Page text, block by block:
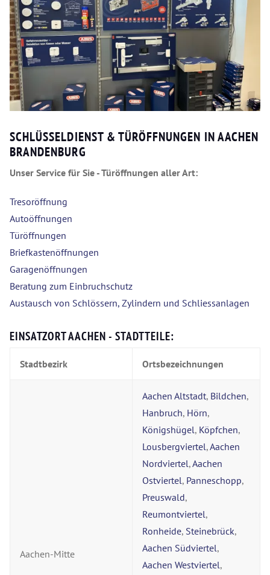
SCHLÜSSELDIENST & TÜRÖFFNUNGEN IN AACHEN
BRANDENBURG
Unser Service für Sie - Türöffnungen aller Art:
Tresoröffnung
Autoöffnungen
Türöffnungen
Briefkastenöffnungen
Garagenöffnungen
Beratung zum Einbruchschutz
Austausch von Schlössern, Zylindern und Schliessanlagen
EINSATZORT AACHEN - STADTTEILE:
Stadtbezirk Ortsbezeichnungen
Aachen-Mitte
Aachen Altstadt, Bildchen,
Hanbruch, Hörn,
Königshügel, Köpfchen,
Lousbergviertel,Aachen
Nordviertel,Aachen
Ostviertel, Panneschopp,
Preuswald,
Reumontviertel,
Ronheide, Steinebrück,
Aachen Südviertel,
Aachen Westviertel,